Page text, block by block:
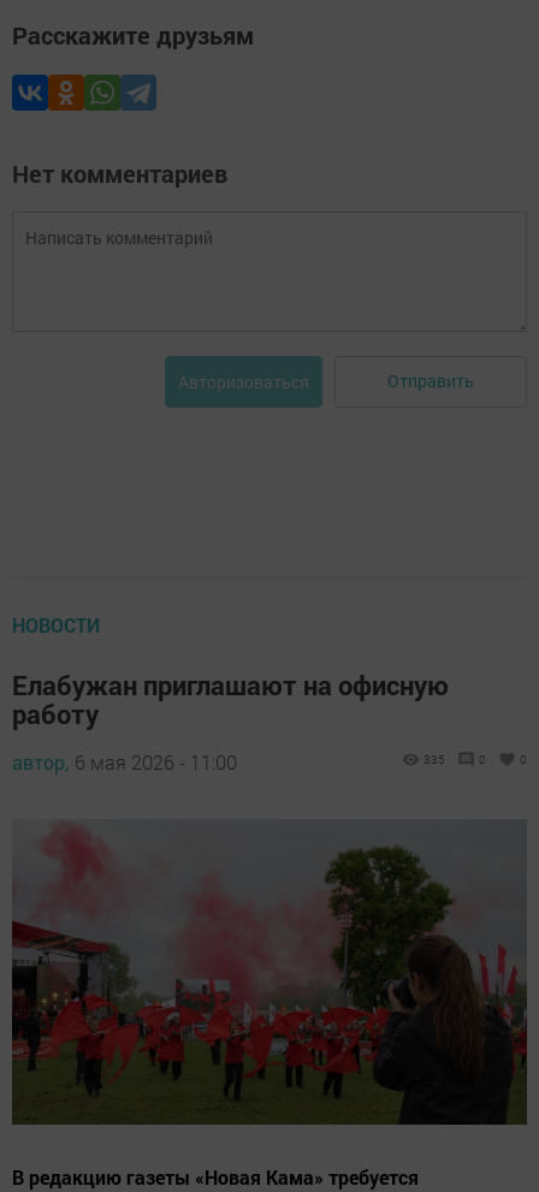
Расскажите друзьям
Нет комментариев
Авторизоваться Отправить
НОВОСТИ
Елабужан приглашают на офисную
работу
автор, 6 мая 2026 - 11:00 335 0 0
В редакцию газеты «Новая Кама» требуется